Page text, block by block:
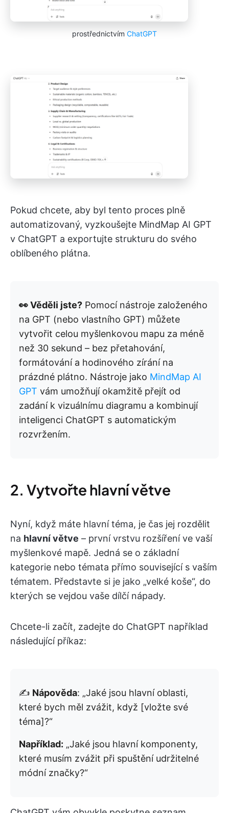
prostřednictvím ChatGPT
Pokud chcete, aby byl tento proces plně
automatizovaný, vyzkoušejte MindMap AI GPT
v ChatGPT a exportujte strukturu do svého
oblíbeného plátna.
👀 Věděli jste? Pomocí nástroje založeného
na GPT (nebo vlastního GPT) můžete
vytvořit celou myšlenkovou mapu za méně
než 30 sekund – bez přetahování,
formátování a hodinového zírání na
prázdné plátno. Nástroje jako MindMap AI
GPT vám umožňují okamžitě přejít od
zadání k vizuálnímu diagramu a kombinují
inteligenci ChatGPT s automatickým
rozvržením.
2. Vytvořte hlavní větve
Nyní, když máte hlavní téma, je čas jej rozdělit
na hlavní větve – první vrstvu rozšíření ve vaší
myšlenkové mapě. Jedná se o základní
kategorie nebo témata přímo související s vaším
tématem. Představte si je jako „velké koše“, do
kterých se vejdou vaše dílčí nápady.
Chcete-li začít, zadejte do ChatGPT například
následující příkaz:
✍️ Nápověda: „Jaké jsou hlavní oblasti,
které bych měl zvážit, když [vložte své
téma]?“
Například: „Jaké jsou hlavní komponenty,
které musím zvážit při spuštění udržitelné
módní značky?“